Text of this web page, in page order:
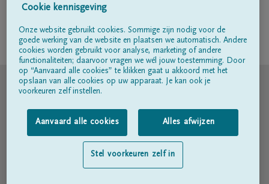
Volg ons op
© DELA
Gebruiksvoorwaarden
Privacyverklaring
Toegankelijkheidsverklaring
Cookie kennisgeving
Onze website gebruikt cookies. Sommige zijn nodig voor de
goede werking van de website en plaatsen we automatisch. Andere
cookies worden gebruikt voor analyse, marketing of andere
functionaliteiten; daarvoor vragen we wél jouw toestemming. Door
op “Aanvaard alle cookies” te klikken gaat u akkoord met het
opslaan van alle cookies op uw apparaat. Je kan ook je
voorkeuren zelf instellen.
Aanvaard alle cookies Alles afwijzen
Stel voorkeuren zelf in